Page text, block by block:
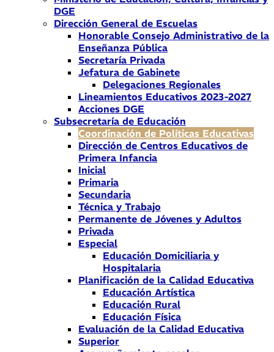
DGE
Dirección General de Escuelas
Honorable Consejo Administrativo de la
Enseñanza Pública
Secretaría Privada
Jefatura de Gabinete
Delegaciones Regionales
Lineamientos Educativos 2023-2027
Acciones DGE
Subsecretaría de Educación
Coordinación de Políticas Educativas
Dirección de Centros Educativos de
Primera Infancia
Inicial
Primaria
Secundaria
Técnica y Trabajo
Permanente de Jóvenes y Adultos
Privada
Especial
Educación Domiciliaria y
Hospitalaria
Planificación de la Calidad Educativa
Educación Artística
Educación Rural
Educación Física
Evaluación de la Calidad Educativa
Superior